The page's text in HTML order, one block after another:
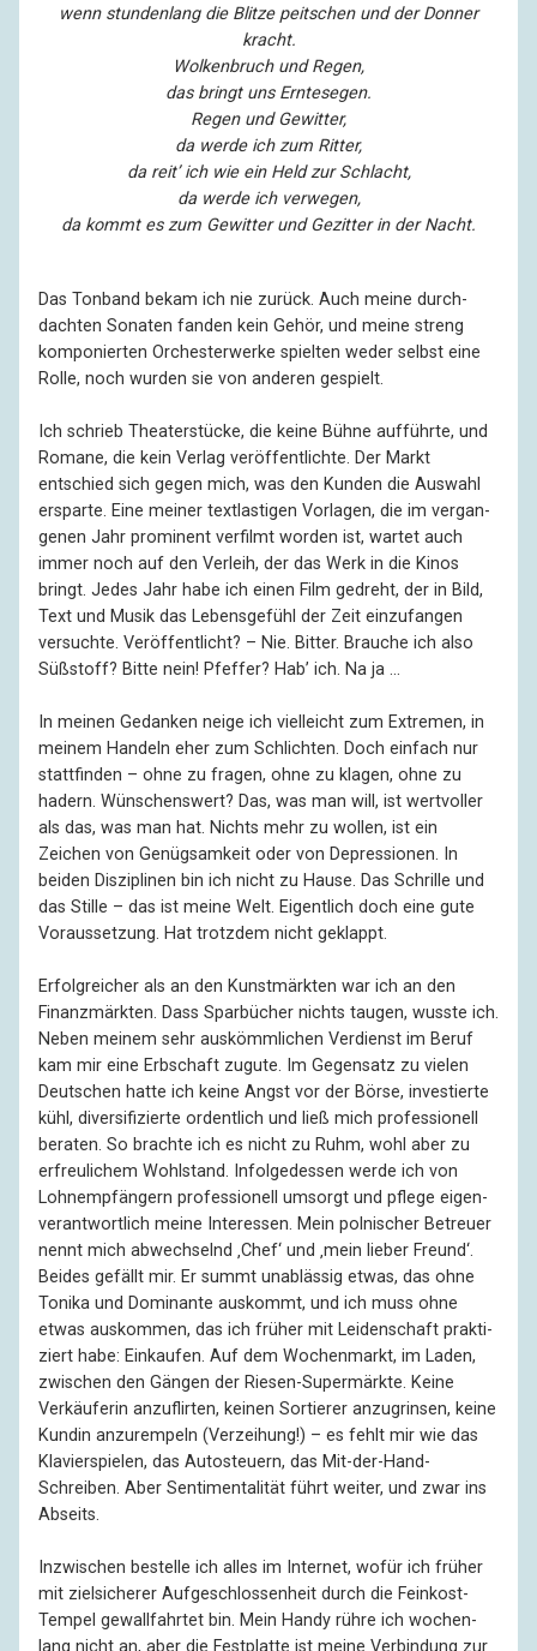
wenn stundenlang die Blitze peitschen und der Donner
kracht.
Wolkenbruch und Regen,
das bringt uns Erntesegen.
Regen und Gewitter,
da werde ich zum Ritter,
da reit’ ich wie ein Held zur Schlacht,
da werde ich verwegen,
da kommt es zum Gewitter und Gezitter in der Nacht.
Das Tonband bekam ich nie zurück. Auch meine durch­
dachten Sonaten fanden kein Gehör, und meine streng
kompo­nierten Orchester­werke spielten weder selbst eine
Rolle, noch wurden sie von anderen gespielt.
Ich schrieb Theaterstücke, die keine Bühne aufführte, und
Romane, die kein Verlag veröf­fent­lichte. Der Markt
entschied sich gegen mich, was den Kunden die Auswahl
ersparte. Eine meiner text­lastigen Vorlagen, die im vergan­
genen Jahr prominent verfilmt worden ist, wartet auch
immer noch auf den Verleih, der das Werk in die Kinos
bringt. Jedes Jahr habe ich einen Film gedreht, der in Bild,
Text und Musik das Lebensgefühl der Zeit einzufangen
versuchte. Veröffentlicht? – Nie. Bitter. Brauche ich also
Süß­stoff? Bitte nein! Pfeffer? Hab’ ich. Na ja …
In meinen Gedanken neige ich vielleicht zum Extremen, in
meinem Handeln eher zum Schlichten. Doch einfach nur
stattfinden – ohne zu fragen, ohne zu klagen, ohne zu
hadern. Wünschenswert? Das, was man will, ist wertvoller
als das, was man hat. Nichts mehr zu wollen, ist ein
Zeichen von Genügsamkeit oder von Depressionen. In
beiden Disziplinen bin ich nicht zu Hause. Das Schrille und
das Stille – das ist meine Welt. Eigentlich doch eine gute
Voraussetzung. Hat trotzdem nicht geklappt.
Erfolgreicher als an den Kunst­märkten war ich an den
Finanz­märkten. Dass Spar­bücher nichts taugen, wusste ich.
Neben meinem sehr aus­kömm­lichen Verdienst im Beruf
kam mir eine Erb­schaft zugute. Im Gegen­satz zu vielen
Deutschen hatte ich keine Angst vor der Börse, inves­tierte
kühl, diver­sifi­zierte ordentlich und ließ mich profes­sionell
beraten. So brachte ich es nicht zu Ruhm, wohl aber zu
erfreu­lichem Wohl­stand. Infolge­dessen werde ich von
Lohn­emp­fängern profes­sionell umsorgt und pflege eigen­
verant­wortlich meine Interessen. Mein pol­nischer Betreuer
nennt mich abwechselnd ‚Chef‘ und ‚mein lieber Freund‘.
Beides gefällt mir. Er summt unablässig etwas, das ohne
Tonika und Domi­nante auskommt, und ich muss ohne
etwas auskommen, das ich früher mit Leiden­schaft prakti­
ziert habe: Einkaufen. Auf dem Wochen­markt, im Laden,
zwischen den Gängen der Riesen-Super­märkte. Keine
Verkäuferin anzuflirten, keinen Sortierer anzugrinsen, keine
Kundin anzu­rempeln (Verzeihung!) – es fehlt mir wie das
Klavier­spielen, das Auto­steuern, das Mit-der-Hand-
Schreiben. Aber Senti­men­talität führt weiter, und zwar ins
Abseits.
Inzwischen bestelle ich alles im Internet, wofür ich früher
mit zielsicherer Auf­geschlos­sen­heit durch die Feinkost-
Tempel gewall­fahrtet bin. Mein Handy rühre ich wochen­
lang nicht an, aber die Fest­platte ist meine Verbin­dung zur